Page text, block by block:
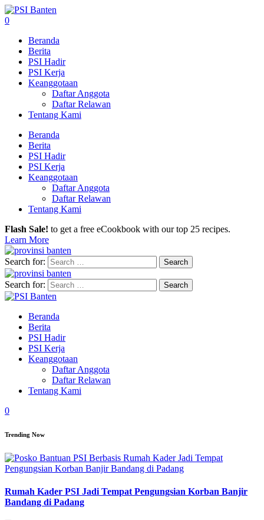
0
Beranda
Berita
PSI Hadir
PSI Kerja
Keanggotaan
Daftar Anggota
Daftar Relawan
Tentang Kami
Beranda
Berita
PSI Hadir
PSI Kerja
Keanggotaan
Daftar Anggota
Daftar Relawan
Tentang Kami
Flash Sale! to get a free eCookbook with our top 25 recipes.
Learn More
Search for:
Search for:
Beranda
Berita
PSI Hadir
PSI Kerja
Keanggotaan
Daftar Anggota
Daftar Relawan
Tentang Kami
0
Trending Now
Rumah Kader PSI Jadi Tempat Pengungsian Korban Banjir
Bandang di Padang